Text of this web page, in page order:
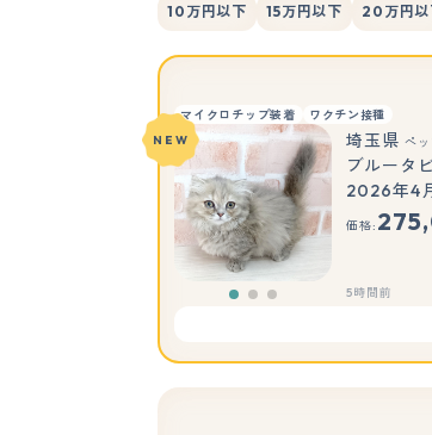
10万円以下 15万円以下 20万円以
マイクロチップ装着 ワクチン接種
NEW 埼玉県 ペ
ブルータ
2026年4
価格:
5時間前